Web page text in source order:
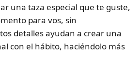
una taza especial que te guste,
para vos, sin
detalles ayudan a crear una
con el hábito, haciéndolo más